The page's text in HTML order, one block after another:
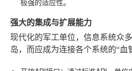
强大的集成与扩展能力
现代化的军工单位，信息系统众
岛，而应成为连接各个系统的“血